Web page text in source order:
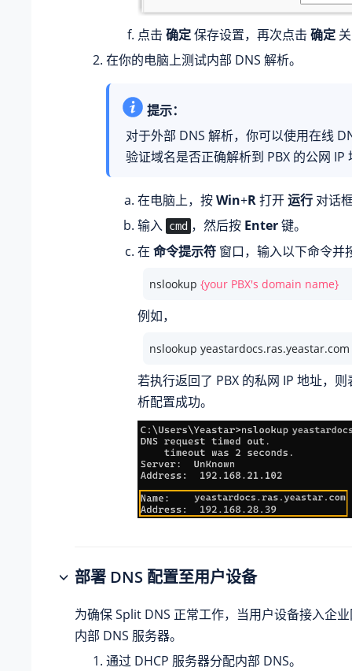
点击 确定保存设置，再次点击 确定
在你的电脑上测试内部 DNS 解析。
提示：
对于外部 DNS 解析，你可以使用在线
验证域名是否正确解析到 PBX 的公网 IP
在电脑上，按Win+R打开运行 对话
输入 cmd ，然后按 Enter键。
在 命令提示符 窗口，输入以下命令并
nslookup {your PBX's domain name}
例如，
nslookup yeastardocs.ras.yeastar.com
若执行返回了 PBX 的私网 IP 地址，
析配置成功。
部署 DNS 配置至用户设备
为确保 Split DNS 正常工作，当用户设备接入企
内部 DNS 服务器。
通过 DHCP 服务器分配内部 DNS。